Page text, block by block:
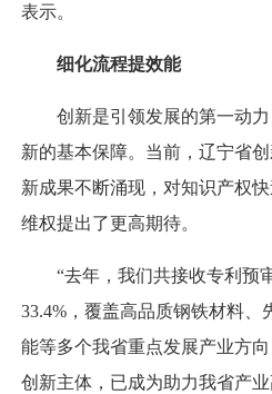
表示。
细化流程提效能
创新是引领发展的第一动
新的基本保障。当前，辽宁省
新成果不断涌现，对知识产权
维权提出了更高期待。
“去年，我们共接收专利预
33.4%，覆盖高品质钢铁材料、
能等多个我省重点发展产业方
创新主体，已成为助力我省产